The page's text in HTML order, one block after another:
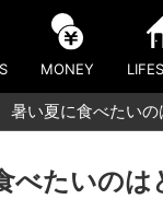
MONEY
暑い夏に食べたいの
べたいのは